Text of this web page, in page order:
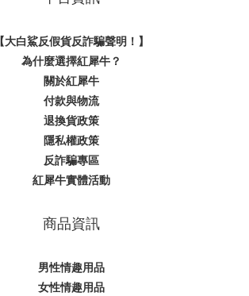
【大白鯊反假貨反詐騙聲明！】
為什麼選擇紅犀牛？
關於紅犀牛
付款與物流
退換貨政策
隱私權政策
反詐騙專區
紅犀牛實體活動
商品資訊
男性情趣用品
女性情趣用品